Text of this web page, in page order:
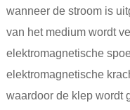
wanneer de stroom is
van het medium wordt
elektromagnetische
elektromagnetische
waardoor de klep wordt